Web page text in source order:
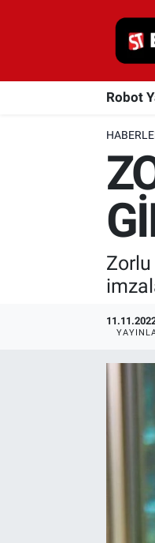
Robot
Zorlu
Robot Yatırımları
Proses
Otomasyon
Depolama
Enerjisini Üreten
Ağır Sanayi